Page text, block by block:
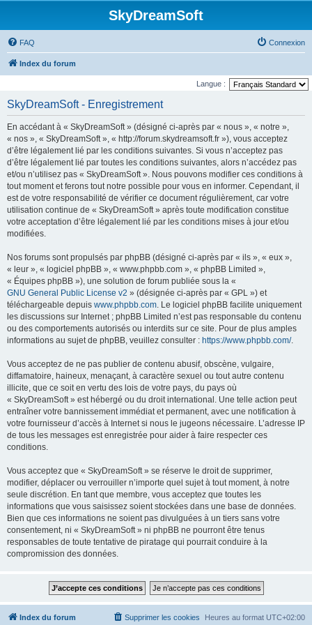
SkyDreamSoft
FAQ Connexion
Index du forum
Langue :
SkyDreamSoft - Enregistrement
En accédant à « SkyDreamSoft » (désigné ci-après par « nous », « notre »,
« nos », « SkyDreamSoft », « http://forum.skydreamsoft.fr »), vous acceptez
d’être légalement lié par les conditions suivantes. Si vous n’acceptez pas
d’être légalement lié par toutes les conditions suivantes, alors n’accédez pas
et/ou n’utilisez pas « SkyDreamSoft ». Nous pouvons modifier ces conditions à
tout moment et ferons tout notre possible pour vous en informer. Cependant, il
est de votre responsabilité de vérifier ce document régulièrement, car votre
utilisation continue de « SkyDreamSoft » après toute modification constitue
votre acceptation d’être légalement lié par les conditions mises à jour et/ou
modifiées.
Nos forums sont propulsés par phpBB (désigné ci-après par « ils », « eux »,
« leur », « logiciel phpBB », « www.phpbb.com », « phpBB Limited »,
« Équipes phpBB »), une solution de forum publiée sous la «
GNU General Public License v2 » (désignée ci-après par « GPL ») et
téléchargeable depuis www.phpbb.com. Le logiciel phpBB facilite uniquement
les discussions sur Internet ; phpBB Limited n’est pas responsable du contenu
ou des comportements autorisés ou interdits sur ce site. Pour de plus amples
informations au sujet de phpBB, veuillez consulter : https://www.phpbb.com/.
Vous acceptez de ne pas publier de contenu abusif, obscène, vulgaire,
diffamatoire, haineux, menaçant, à caractère sexuel ou tout autre contenu
illicite, que ce soit en vertu des lois de votre pays, du pays où
« SkyDreamSoft » est hébergé ou du droit international. Une telle action peut
entraîner votre bannissement immédiat et permanent, avec une notification à
votre fournisseur d’accès à Internet si nous le jugeons nécessaire. L’adresse IP
de tous les messages est enregistrée pour aider à faire respecter ces
conditions.
Vous acceptez que « SkyDreamSoft » se réserve le droit de supprimer,
modifier, déplacer ou verrouiller n’importe quel sujet à tout moment, à notre
seule discrétion. En tant que membre, vous acceptez que toutes les
informations que vous saisissez soient stockées dans une base de données.
Bien que ces informations ne soient pas divulguées à un tiers sans votre
consentement, ni « SkyDreamSoft » ni phpBB ne pourront être tenus
responsables de toute tentative de piratage qui pourrait conduire à la
compromission des données.
Index du forum Heures au format UTC+02:00
Supprimer les cookies